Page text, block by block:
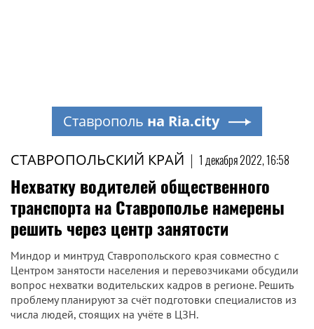
СТАВРОПОЛЬСКИЙ КРАЙ | 1 декабря 2022, 16:58
Нехватку водителей общественного
транспорта на Ставрополье намерены
решить через центр занятости
Миндор и минтруд Ставропольского края совместно с
Центром занятости населения и перевозчиками обсудили
вопрос нехватки водительских кадров в регионе. Решить
проблему планируют за счёт подготовки специалистов из
числа людей, стоящих на учёте в ЦЗН.
Ставрополь на Ria.city